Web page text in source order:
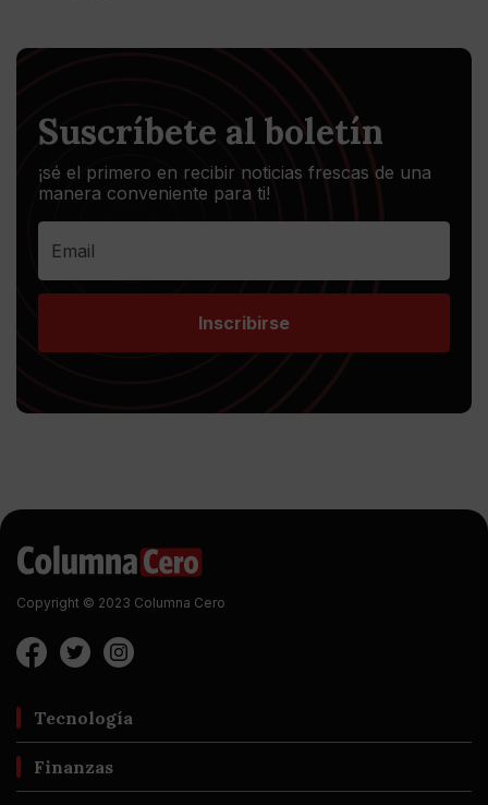
Suscríbete al boletín
¡sé el primero en recibir noticias frescas de una
manera conveniente para ti!
Inscribirse
Copyright © 2023 Columna Cero
Tecnología
Finanzas